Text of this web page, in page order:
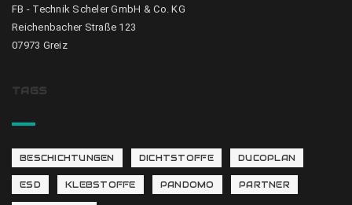
FB - Technik Scheler GmbH & Co. KG
Reichenbacher Straße 123
07973 Greiz
TAGS
BESCHICHTUNGEN DICHTSTOFFE DUCOPLAN
ESD KLEBSTOFFE PANDOMO PARTNER